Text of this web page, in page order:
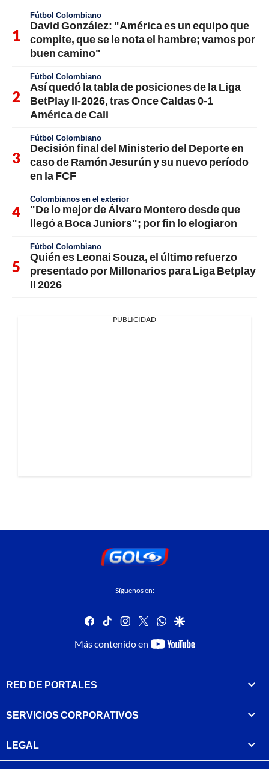
Fútbol Colombiano
David González: "América es un equipo que
compite, que se le nota el hambre; vamos por
buen camino"
Fútbol Colombiano
Así quedó la tabla de posiciones de la Liga
BetPlay II-2026, tras Once Caldas 0-1
América de Cali
Fútbol Colombiano
Decisión final del Ministerio del Deporte en
caso de Ramón Jesurún y su nuevo período
en la FCF
Colombianos en el exterior
"De lo mejor de Álvaro Montero desde que
llegó a Boca Juniors"; por fin lo elogiaron
Fútbol Colombiano
Quién es Leonai Souza, el último refuerzo
presentado por Millonarios para Liga Betplay
II 2026
PUBLICIDAD
Síguenos en:
facebook
tiktok instagram
twitterwhatsapp
google
Más contenido en
youtube-
RED DE PORTALES
SERVICIOS CORPORATIVOS
LEGAL